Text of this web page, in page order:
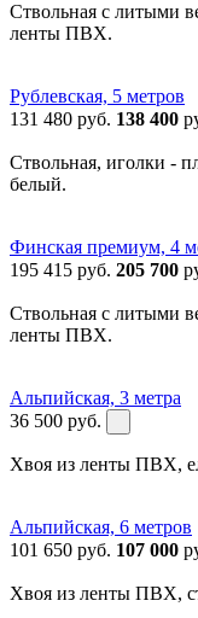
Ствольная с литыми
ленты ПВХ.
Рублевская, 5 метров
131 480 руб. 138 400
Ствольная, иголки -
белый.
Финская премиум, 4
195 415 руб. 205 700
Ствольная с литыми
ленты ПВХ.
Альпийская, 3 метра
36 500 руб.
Хвоя из ленты ПВХ,
Альпийская, 6 метров
101 650 руб. 107 000
Хвоя из ленты ПВХ,